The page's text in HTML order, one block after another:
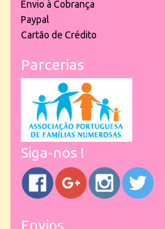
Envio à Cobrança
Paypal
Cartão de Crédito
Parcerias
Siga-nos !
Envios